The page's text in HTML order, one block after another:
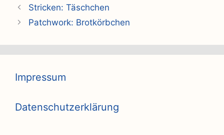
Stricken: Täschchen
Patchwork: Brotkörbchen
Impressum
Datenschutzerklärung